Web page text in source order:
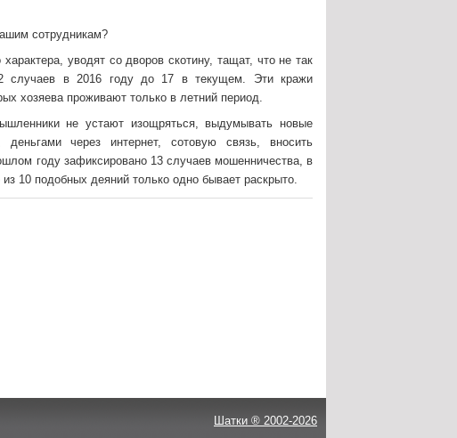
сотрудникам?
уводят со дворов скотину, тащат, что не так
случаев в 2016 году до 17 в текущем. Эти кражи
хозяева проживают только в летний период.
не устают изощряться, выдумывать новые
через интернет, сотовую связь, вносить
году зафиксировано 13 случаев мошенничества, в
10 подобных деяний только одно бывает раскрыто.
Шатки ® 2002-2026